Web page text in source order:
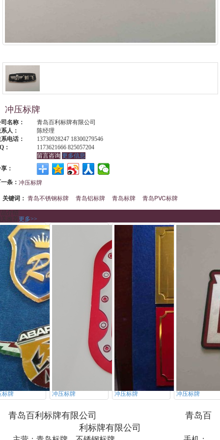
冲压标牌
名称：
青岛百利标牌有限公司
人：
陈经理
电话：
13730928247 18300279546
：
1173621666 825057204
留言咨询 更多信息
：
条： 冲压标牌
关键词： 青岛不锈钢标牌 青岛铝标牌 青岛标牌 青岛PVC标牌
介绍
推荐更多>>
标牌 冲压标牌 冲压标牌 冲压标牌
青岛百利标牌有限公司 青岛百
利标牌有限公司